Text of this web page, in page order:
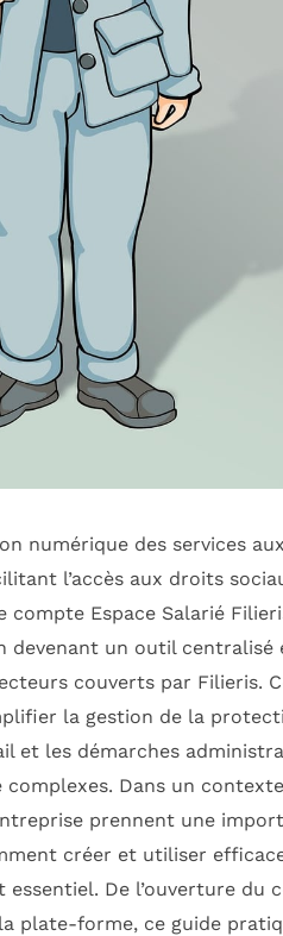
numérique des services
l’accès aux droits
compte Espace Salarié
devenant un outil
couverts par Filieris.
la gestion de la
et les démarches
complexes. Dans un
prennent une
créer et utiliser
essentiel. De l’ouverture du
plate-forme, ce guide